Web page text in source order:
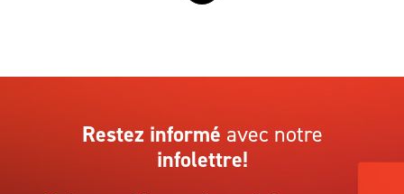
Restez informé avec notre
infolettre!